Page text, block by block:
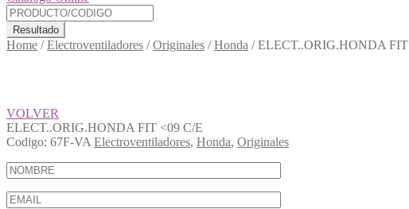
Resultado
Home /Electroventiladores /Originales /Honda /ELECT..ORIG.HONDA FIT
VOLVER
ELECT..ORIG.HONDA FIT <09 C/E
Codigo: 67F-VA Electroventiladores, Honda, Originales